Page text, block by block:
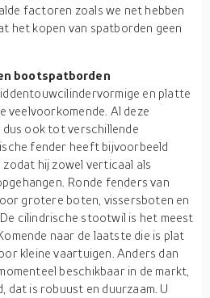
factoren zoals we net hebben
het kopen van spatborden geen
bootspatborden
en platte
veelvoorkomende. Al deze
ook tot verschillende
fender heeft bijvoorbeeld
zodat hij zowel verticaal als
Ronde fenders van
grotere boten, vissersboten en
cilindrische stootwil is het meest
naar de laatste die is plat
kleine vaartuigen. Anders dan
beschikbaar in de markt,
dat is robuust en duurzaam. U